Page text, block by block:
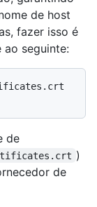
de host
fazer isso é
ao seguinte:
de
)
de